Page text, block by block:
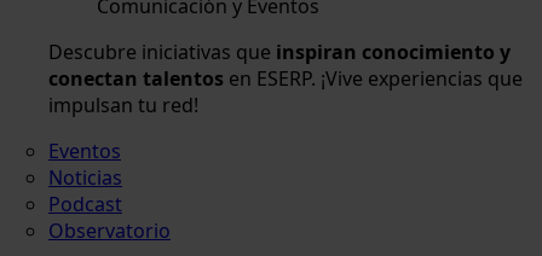
Comunicación y Eventos
Descubre iniciativas que inspiran conocimiento y
conectan talentos en ESERP. ¡Vive experiencias que
impulsan tu red!
Eventos
Noticias
Podcast
Observatorio